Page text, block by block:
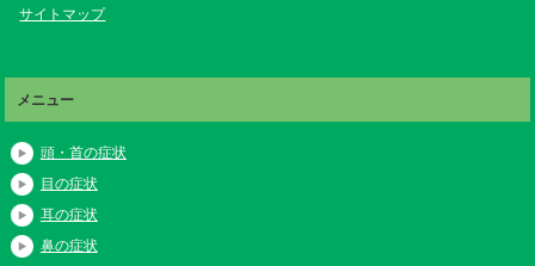
サイトマップ
メニュー
頭・首の症状
目の症状
耳の症状
鼻の症状